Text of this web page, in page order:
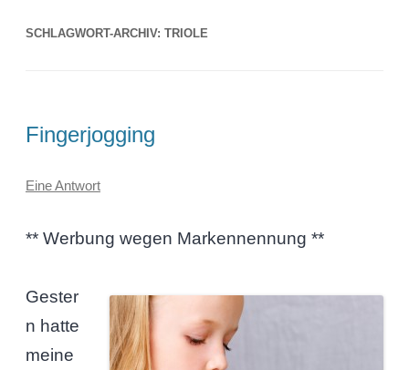
SCHLAGWORT-ARCHIV: TRIOLE
Fingerjogging
Eine Antwort
** Werbung wegen Markennennung **
Gester
n hatte
meine